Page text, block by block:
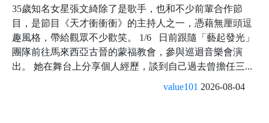
35歲知名女星張文綺除了是歌手，也和不少前輩合作節
目，是節目《天才衝衝衝》的主持人之一，憑藉無厘頭逗
趣風格，帶給觀眾不少歡笑。 1/6 日前跟隨「藝起發光」
團隊前往馬來西亞古晉的蒙福教會，參與巡迴音樂會演
出。 她在舞台上分享個人經歷，談到自己過去曾擔任三...
value101 2026-08-04